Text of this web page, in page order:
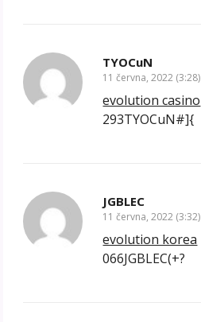
TYOCuN
11 června, 2022 (3:28)
evolution casino
293TYOCuN#]{
JGBLEC
11 června, 2022 (3:32)
evolution korea
066JGBLEC(+?